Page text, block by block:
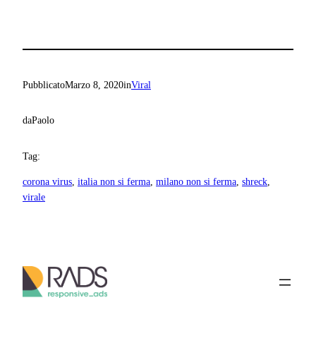
PubblicatoMarzo 8, 2020inViral
daPaolo
Tag:
corona virus, italia non si ferma, milano non si ferma, shreck
virale